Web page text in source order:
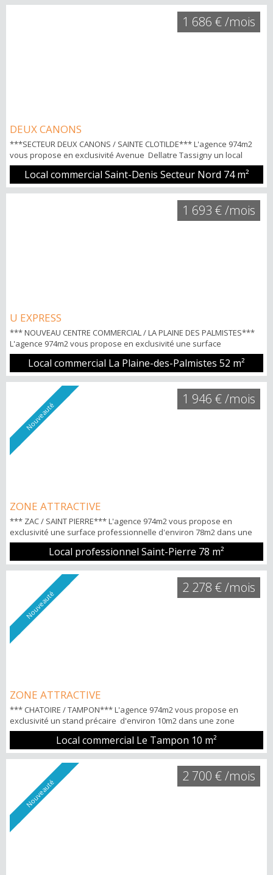
DEUX CANONS
***SECTEUR DEUX CANONS / SAINTE CLOTILDE*** L'agence 974m2
vous propose en exclusivité Avenue Dellatre Tassigny un local
commercial ou professionnel d'environ 166m2 en rdc. Loyer TTC CC
1.823 € POINTS FORTS: - Axe passant - Pignon sur rue - Parking à
proximités Pour tous renseignements et visites Pascal YENE TECK
Local commercial Saint-Denis Secteur Nord 74 m²
1 686 € /mois
U EXPRESS
*** NOUVEAU CENTRE COMMERCIAL / LA PLAINE DES PALMISTES***
L'agence 974m2 vous propose en exclusivité une surface
commerciale de 31m2 (Lot 2B) situé dans la galerie marchande du
centre commercial. Loyer TTC CC 1.862€ (dont 169€ de charges )
POINTS FORTS: -Forte visibilité -Local prêt à l'emploi Pour tous
renseignements et visites Nicolas HOW 06.92.20.93.35
Local commercial La Plaine-des-Palmistes 52 m²
1 693 € /mois
Nouveauté
ZONE ATTRACTIVE
*** ZAC / SAINT PIERRE*** L'agence 974m2 vous propose en
exclusivité une surface professionnelle d'environ 78m2 dans une
zone attractive et prêt à l'emploi. Le local est situé en RDC avec les
normes ERP et PMR Loyer TTC CC : 2.200€ POINTS FORTS: -Parking
privé Pour tous renseignements et visites Nicolas HOW
06.92.20.93.35
Local professionnel Saint-Pierre 78 m²
1 946 € /mois
Nouveauté
ZONE ATTRACTIVE
*** CHATOIRE / TAMPON*** L'agence 974m2 vous propose en
exclusivité un stand précaire d'environ 10m2 dans une zone
attractive et prêt à l'emploi. Le local dans une galerie marchande
avec les normes ERP et PMR Loyer TTC: 2278€ Bail précaire annuel
POINTS FORTS: -Parkings privés -Forte visibilité Pour tous
renseignements et visites Nicolas HOW 06.92.20.93.35
Local commercial Le Tampon 10 m²
2 278 € /mois
Nouveauté
2 700 € /mois